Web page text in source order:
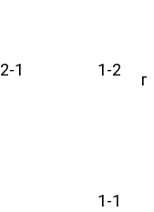
2-1 1-2
1-1